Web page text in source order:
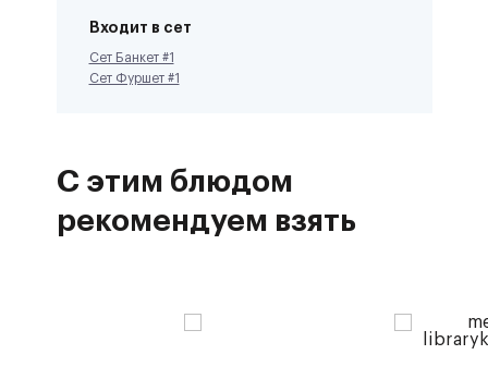
Входит в сет
Сет Банкет #1
Сет Фуршет #1
С этим блюдом
рекомендуем взять